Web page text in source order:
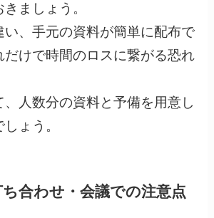
ましょう。
い、手元の資料が簡単に配布で
だけで時間のロスに繋がる恐れ
人数分の資料と予備を用意し
ょう。
合わせ・会議での注意点